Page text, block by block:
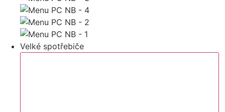
Velké spotřebiče